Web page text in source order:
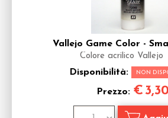
Vallejo Game Color -
Colore acrilico Vallejo
Disponibilità: NON
Prezzo: € 3,30